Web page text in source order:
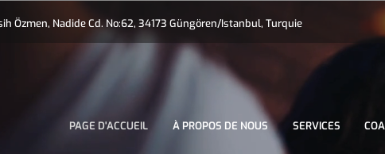
Özmen, Nadide Cd. No:62, 34173 Güngören/Istanbul, Turquie
PAGE D'ACCUEIL À PROPOS DE NOUS SERVICES